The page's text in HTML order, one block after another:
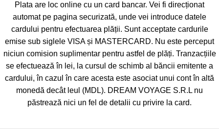
Plata are loc online cu un card bancar. Vei fi direcționat
automat pe pagina securizată, unde vei introduce datele
cardului pentru efectuarea plății. Sunt acceptate cardurile
emise sub siglele VISA și MASTERCARD. Nu este perceput
niciun comision suplimentar pentru astfel de plăți. Tranzacțiile
se efectuează în lei, la cursul de schimb al băncii emitente a
cardului, în cazul în care acesta este asociat unui cont în altă
monedă decât leul (MDL). DREAM VOYAGE S.R.L nu
păstrează nici un fel de detalii cu privire la card.